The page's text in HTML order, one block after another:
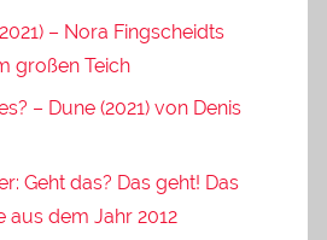
– Nora Fingscheidts
großen Teich
– Dune (2021) von Denis
Geht das? Das geht! Das
aus dem Jahr 2012